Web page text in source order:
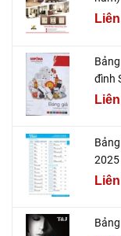
đình
2025